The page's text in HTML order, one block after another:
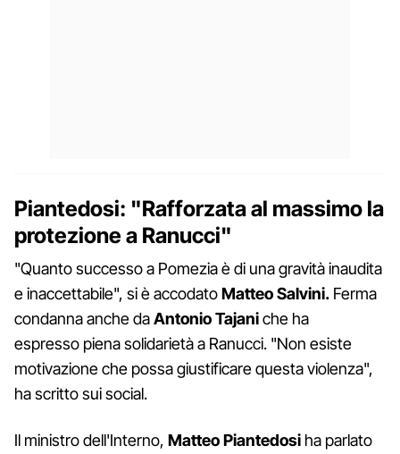
Piantedosi: "Rafforzata al massimo la
protezione a Ranucci"
"Quanto successo a Pomezia è di una gravità inaudita
e inaccettabile", si è accodatoMatteo Salvini. Ferma
condanna anche daAntonio Tajaniche ha
espresso piena solidarietà a Ranucci. "Non esiste
motivazione che possa giustificare questa violenza",
ha scritto sui social.
Il ministro dell'Interno, Matteo Piantedosi ha parlato